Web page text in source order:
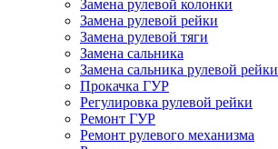
Замена рулевой колонки
Замена рулевой рейки
Замена рулевой тяги
Замена сальника
Замена сальника рулевой рейки
Прокачка ГУР
Регулировка рулевой рейки
Ремонт ГУР
Ремонт рулевого механизма